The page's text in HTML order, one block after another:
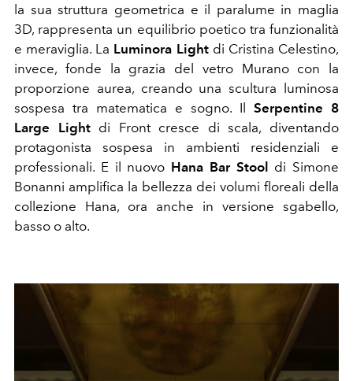
la sua struttura geometrica e il paralume in maglia
3D, rappresenta un equilibrio poetico tra funzionalità
e meraviglia. La Luminora Lightdi Cristina Celestino,
invece, fonde la grazia del vetro Murano con la
proporzione aurea, creando una scultura luminosa
sospesa tra matematica e sogno. Il Serpentine 8
Large Lightdi Front cresce di scala, diventando
protagonista sospesa in ambienti residenziali e
professionali. E il nuovo Hana Bar Stool di Simone
Bonanni amplifica la bellezza dei volumi floreali della
collezione Hana, ora anche in versione sgabello,
basso o alto.